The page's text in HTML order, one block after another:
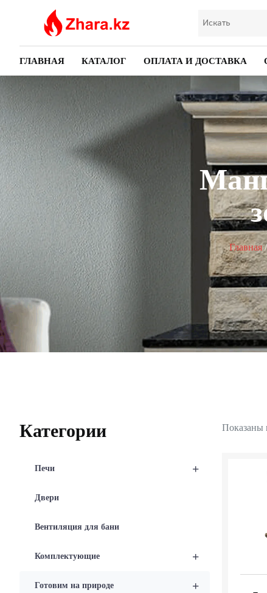
ГЛАВНАЯ КАТАЛОГ ОПЛАТА И ДОСТАВКА
Главная
Категории
+
Печи
Двери
Вентиляция для бани
+
Комплектующие
+
Готовим на природе
Показаны